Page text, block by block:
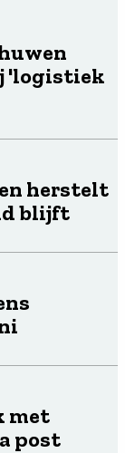
'logistiek
herstelt
blijft
met
post